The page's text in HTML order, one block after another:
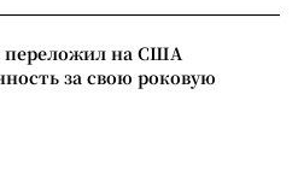
переложил на США
за свою роковую